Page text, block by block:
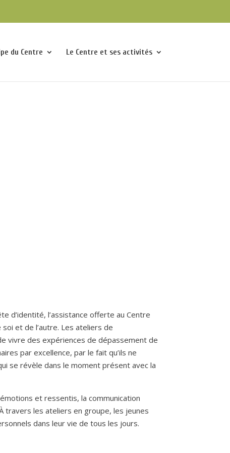
du Centre Le Centre et ses activités
d’identité, l’assistance offerte au Centre
et de l’autre. Les ateliers de
vivre des expériences de dépassement de
par excellence, par le fait qu’ils ne
se révèle dans le moment présent avec la
et ressentis, la communication
travers les ateliers en groupe, les jeunes
dans leur vie de tous les jours.